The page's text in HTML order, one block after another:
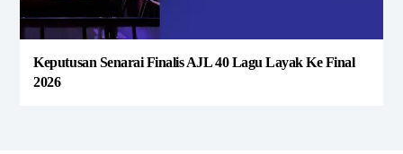
Keputusan Senarai Finalis AJL 40 Lagu Layak Ke Final
2026